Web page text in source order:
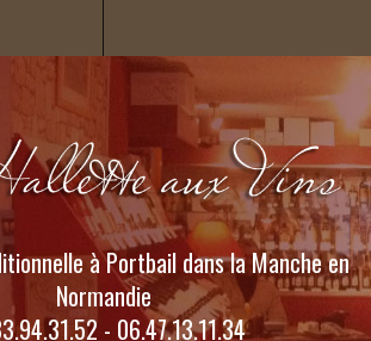
à Portbail dans la Manche en
Normandie
- 06.47.13.11.34
panel